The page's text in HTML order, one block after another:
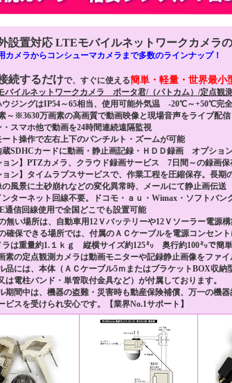
設置対応 LTEモバイルネットワークカメラ
カメラからコンシューマカメラまで多数のラインナップ！
続するだけで、すぐに使える簡単・軽量・世界最小
イルネットワークカメラ ポータ君/（パトカム）/定点観
ウジングはIP54～65相当、使用可能外気温 -20℃～+50℃完
～※3630万画素の高画質で動画映像と現場音声をライブ配信
・スマホ他で動画を24時間連続遠隔監視
ート操作で左右上下のパンチルト・ズームが可能
蔵SDHCカードに動画・静止画記録・ＨＤＤ録画 オプショ
ョン】PTZカメラ、クラウド録画サービス 7日間～の録画保
ン】タイムラプスサービスで、作業工程を圧縮保存。長期
の風景に土砂崩れなどの変化異常時、メールにて静止画伝送
ンターネット回線不要。ドコモ・ａｕ・Wimax・ソフトバン
通信回線使用で全国どこでも設置可能
無い場所は、自動車用12Ｖバッテリーや12Ｖソーラー電源
確保できる場所では、付属のＡＣケーブルを電源コンセント
ラは重量約1.１ｋｇ 縦横サイズ約125㍉ 奥行約100㍉で簡
素の定点観測カメラは動画モニターや記録静止画像をファイ
品には、本体（ＡＣケーブル5ｍまたはブラケットBOX収
は電柱バンド・単管取付金具など）が付属しております。
期間中は、機器の盗難・災害時も動産保険補償、万一の機
ビスを受けられ安心です。【業界No.1サポート】